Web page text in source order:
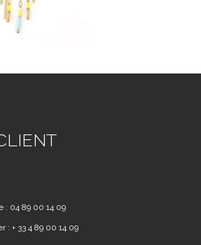
: 04 89 00 14 09
: + 33 4 89 00 14 09